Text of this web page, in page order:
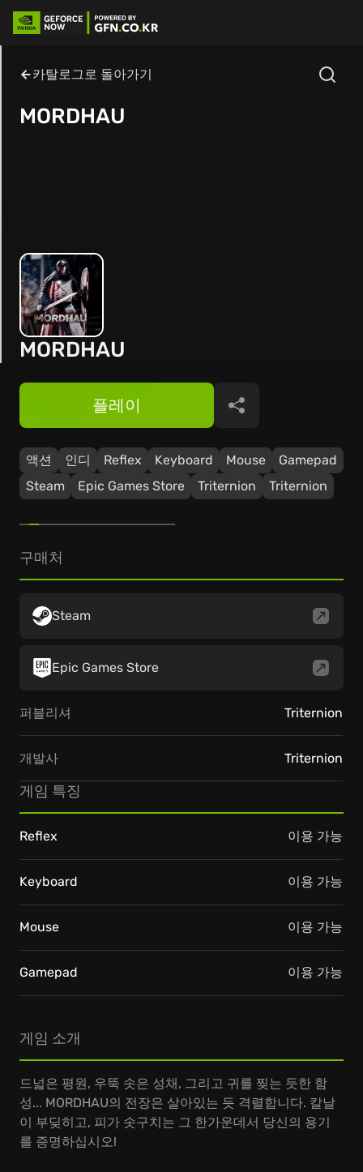
카탈로그로 돌아가기
MORDHAU
MORDHAU
액션 인디 Reflex Keyboard Mouse
Gamepad
Steam
Epic Games Store Triternion Triternion
플레이 공유
게임 소개
드넓은 평원, 우뚝 솟은 성채, 그리고 귀를 찢는 듯한 함
성... MORDHAU의 전장은 살아있는 듯 격렬합니다. 칼날
이 부딪히고, 피가 솟구치는 그 한가운데서 당신의 용기
를 증명하십시오!
구매처
Steam
Epic Games Store
퍼블리셔 Triternion
개발사 Triternion
게임 특징
Reflex 이용 가능
Keyboard 이용 가능
Mouse 이용 가능
Gamepad 이용 가능